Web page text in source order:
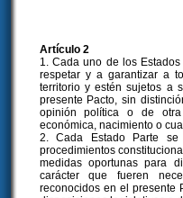
Artículo 2
1. Cada uno de los
respetar y a garantizar a
territorio y estén sujetos a
presente Pacto, sin
opinión política o de
económica, nacimiento o
2. Cada Estado Parte
procedimientos
medidas oportunas para
carácter que fueren
reconocidos en el presente